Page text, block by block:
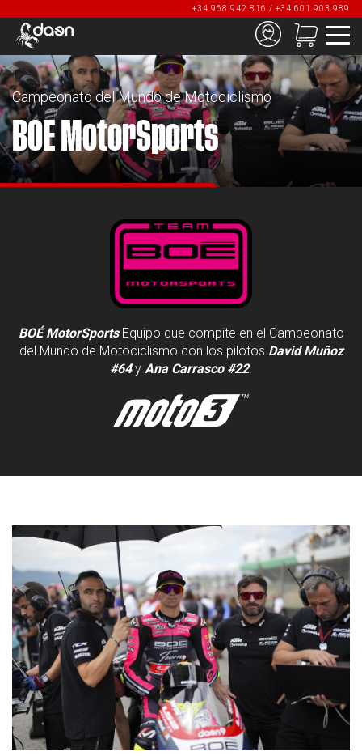
+34 968 942 816 / +34 601 903 989
Campeonato del Mundo de Motociclismo
BOE MotorSports
BOÉ MotorSportsEquipo que compite en el Campeonato
del Mundo de Motociclismo con los pilotos David Muñoz
#64y Ana Carrasco #22.